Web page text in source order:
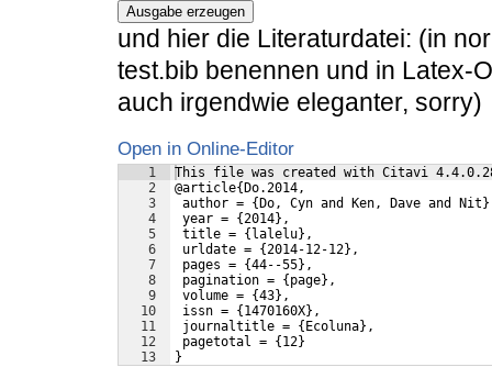
Ausgabe erzeugen
und hier die Literaturdatei: (in
test.bib benennen und in Latex-
auch irgendwie eleganter, sorry)
Open in Online-Editor
1
2
3
4
5
6
7
8
9
10
11
12
13
This file was created with Citavi
@article{Do.2014,
author = {Do, Cyn and Ken, Dave and
year = {2014},
title = {lalelu},
urldate = {2014-12-12},
pages = {44--55},
pagination = {page},
volume = {43},
issn = {1470160X},
journaltitle = {Ecoluna},
pagetotal = {12}
}